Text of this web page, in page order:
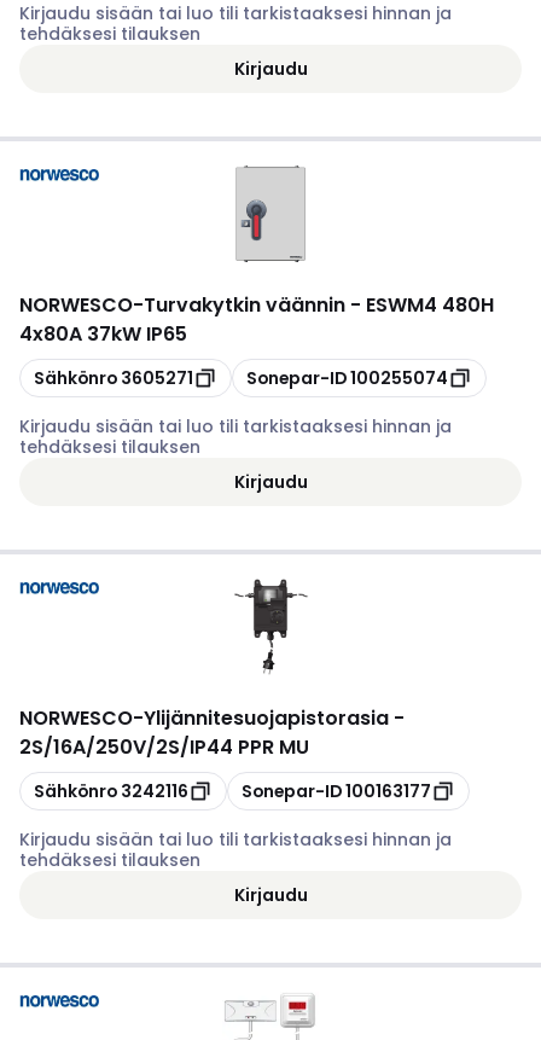
Kirjaudu sisään tai luo tili tarkistaaksesi hinnan ja
tehdäksesi tilauksen
Kirjaudu
NORWESCO-Turvakytkin väännin - ESWM4 480H
4x80A 37kW IP65
Kopioi
Sähkönro 3605271 Kopioi
Sonepar-ID100255074
Kirjaudu sisään tai luo tili tarkistaaksesi hinnan ja
tehdäksesi tilauksen
Kirjaudu
NORWESCO-Ylijännitesuojapistorasia -
2S/16A/250V/2S/IP44 PPR MU
Kopioi
Sähkönro 3242116 Kopioi
Sonepar-ID100163177
Kirjaudu sisään tai luo tili tarkistaaksesi hinnan ja
tehdäksesi tilauksen
Kirjaudu